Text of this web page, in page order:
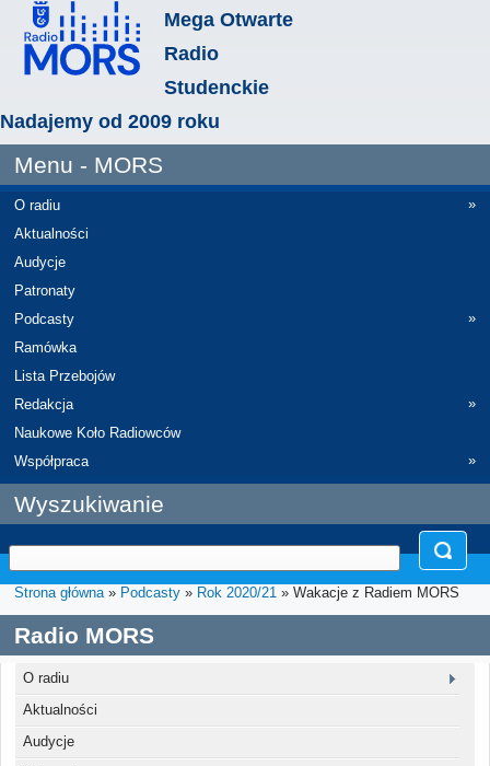
Mega Otwarte
Radio
Studenckie
Nadajemy od 2009 roku
Menu - MORS
O radiu
»
Aktualności
Audycje
Patronaty
Podcasty
»
Ramówka
Lista Przebojów
Redakcja
»
Naukowe Koło Radiowców
Współpraca
»
Wyszukiwanie
Strona główna» Podcasty » Rok 2020/21 » Wakacje z Radiem MORS
Radio MORS
O radiu
Aktualności
Audycje